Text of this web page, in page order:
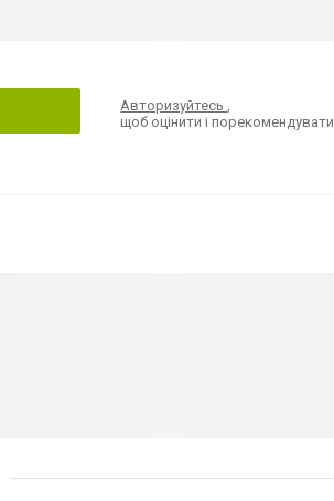
Авторизуйтесь,
щоб оцінити і порекомендувати